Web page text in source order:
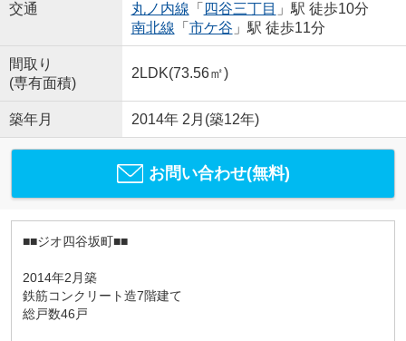
交通
丸ノ内線 「 四谷三丁目 」駅 徒歩10分
南北線 「 市ケ谷 」駅 徒歩11分
間取り
(専有面積)
2LDK(73.56㎡)
築年月 2014年 2月(築12年)
お問い合わせ(無料)
■■ジオ四谷坂町■■
2014年2月築
鉄筋コンクリート造7階建て
総戸数46戸